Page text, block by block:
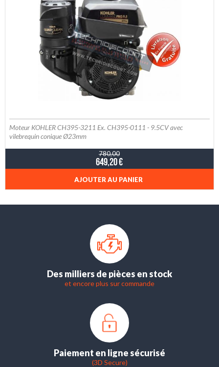
Moteur KOHLER CH395-3211 Ex. CH395-0111 - 9.5CV avec
vilebrequin conique Ø23mm
780,00
649,20 €
AJOUTER AU PANIER
Des milliers de pièces en stock
et encore plus sur commande
Paiement en ligne sécurisé
(3D Secure)